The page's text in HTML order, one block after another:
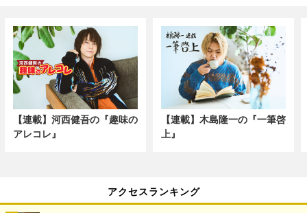
【連載】河西健吾の『趣味の
アレコレ』
【連載】木島隆一の『一筆啓
上』
アクセスランキング